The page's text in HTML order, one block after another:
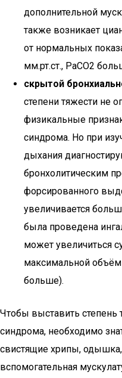
дополнительной
также возникает
от нормальных
мм.рт.ст., РаСО2
скрытой
степени тяжести не
физикальные
синдрома. Но при
дыхания
бронхолитическим
форсированного
увеличивается
была проведена
может увеличиться
максимальной
больше).
Чтобы выставить степень
синдрома, необходимо
свистящие хрипы, одышка,
вспомогательная